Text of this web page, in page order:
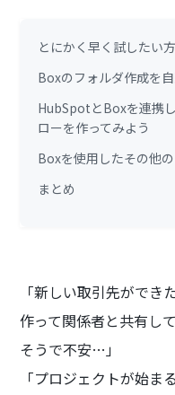
とにかく早く試したい
Boxのフォルダ作成を
HubSpotとBoxを連携
ローを作ってみよう
Boxを使用したその他
まとめ
「新しい取引先がで
作って関係者と共有し
そうで不安…」
「プロジェクトが始